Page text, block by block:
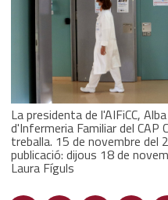
La presidenta de l'AIFiCC,
d'Infermeria Familiar del CAP
treballa. 15 de novembre
publicació: dijous 18 de
Laura Fíguls